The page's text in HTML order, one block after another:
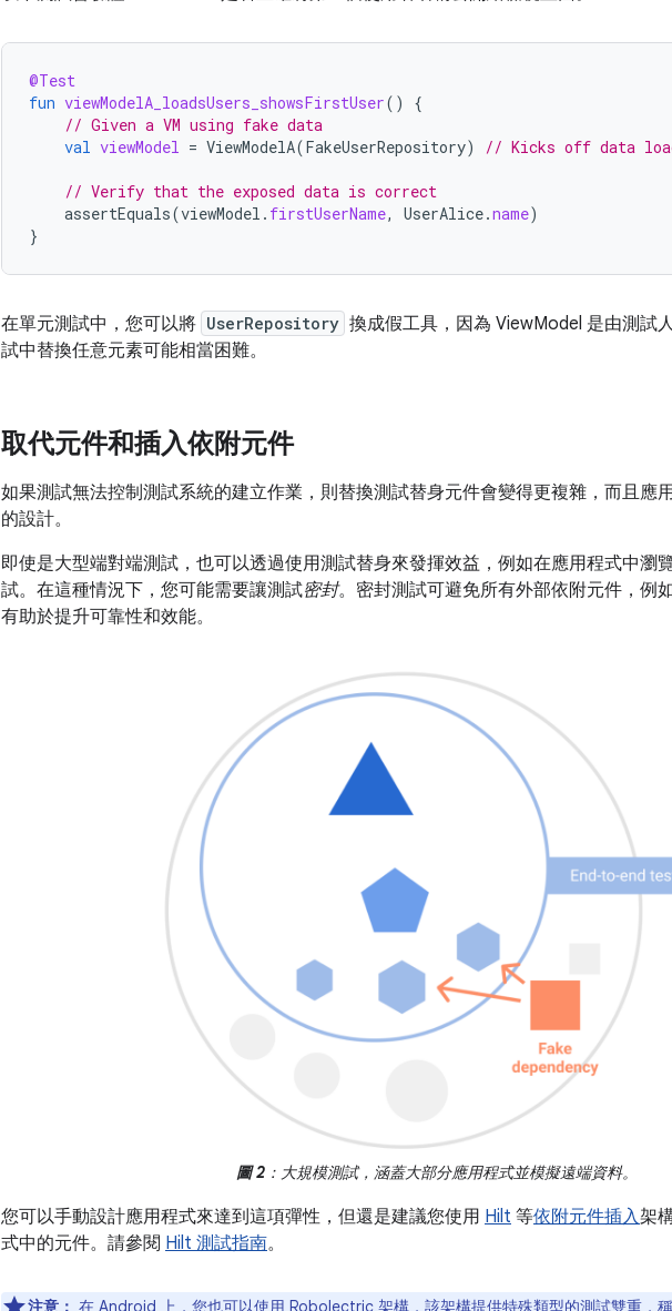
@Test
fun viewModelA_loadsUsers_showsFirstUser()
{
// Given a VM using fake data
val viewModel = ViewModelA(FakeUserRepository) // Kicks off data
// Verify that the exposed data is correct
assertEquals(viewModel . firstUserName, UserAlice.name)
}
在單元測試中，您可以將 UserRepository 換成假工具，因為 ViewModel 是由測試
試中替換任意元素可能相當困難。
取代元件和插入依附元件
如果測試無法控制測試系統的建立作業，則替換測試替身元件會變得更複雜，而且應
的設計。
即使是大型端對端測試，也可以透過使用測試替身來發揮效益，例如在應用程式中瀏
試。在這種情況下，您可能需要讓測試密封。密封測試可避免所有外部依附元件，例
有助於提升可靠性和效能。
圖 2：大規模測試，涵蓋大部分應用程式並模擬遠端資料。
您可以手動設計應用程式來達到這項彈性，但還是建議您使用 Hilt 等依附元件插入架
式中的元件。請參閱 Hilt 測試指南。
注意： 在 Android 上，您也可以使用 Robolectric 架構，該架構提供特殊類型的測試雙重，稱